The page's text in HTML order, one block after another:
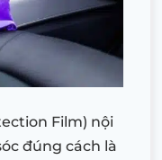
Film) nội
đúng cách là